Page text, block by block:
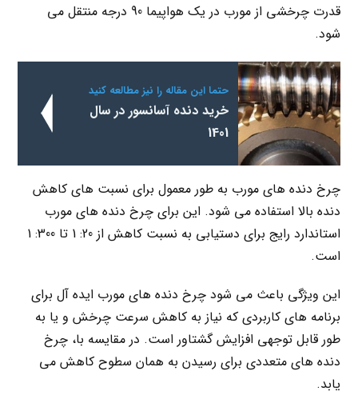
قدرت چرخشی از مورب در یک هواپیما 90 درجه منتقل می
شود.
حتما این مقاله را نیز مطالعه کنید
خرید دنده آسانسور در سال
1401
چرخ دنده های مورب به طور معمول برای نسبت های کاهش
دنده بالا استفاده می شود. این برای چرخ دنده های مورب
استاندارد رایج برای دستیابی به نسبت کاهش از 20: 1 تا 300: 1
است.
این ویژگی باعث می شود چرخ دنده های مورب ایده آل برای
برنامه های کاربردی که نیاز به کاهش سرعت چرخش و یا به
طور قابل توجهی افزایش گشتاور است. در مقایسه با، چرخ
دنده های متعددی برای رسیدن به همان سطوح کاهش می
یابد.